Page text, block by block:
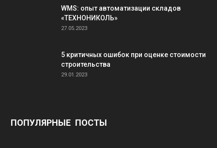
WMS: опыт автоматизации складов
«ТЕХНОНИКОЛЬ»
27.05.2023
5 критичных ошибок при оценке стоимости
строительства
29.01.2023
ПОПУЛЯРНЫЕ ПОСТЫ